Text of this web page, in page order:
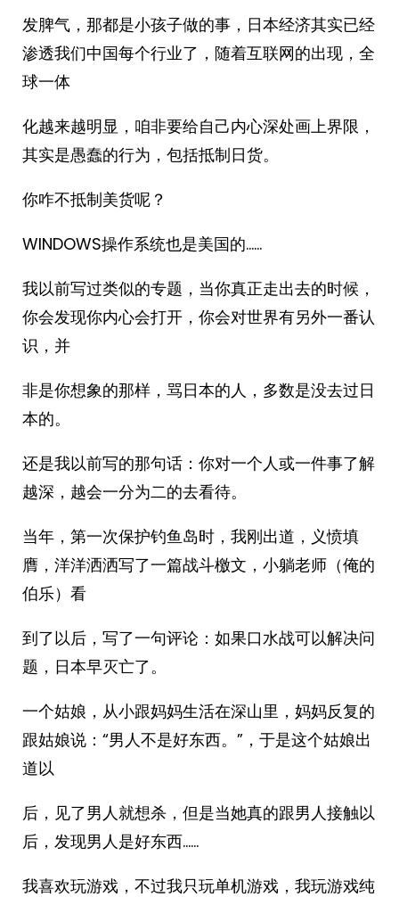
发脾气，那都是小孩子做的事，日本经济其实已经
渗透我们中国每个行业了，随着互联网的出现，全
球一体
化越来越明显，咱非要给自己内心深处画上界限，
其实是愚蠢的行为，包括抵制日货。
你咋不抵制美货呢？
WINDOWS操作系统也是美国的……
我以前写过类似的专题，当你真正走出去的时候，
你会发现你内心会打开，你会对世界有另外一番认
识，并
非是你想象的那样，骂日本的人，多数是没去过日
本的。
还是我以前写的那句话：你对一个人或一件事了解
越深，越会一分为二的去看待。
当年，第一次保护钓鱼岛时，我刚出道，义愤填
膺，洋洋洒洒写了一篇战斗檄文，小躺老师（俺的
伯乐）看
到了以后，写了一句评论：如果口水战可以解决问
题，日本早灭亡了。
一个姑娘，从小跟妈妈生活在深山里，妈妈反复的
跟姑娘说：“男人不是好东西。”，于是这个姑娘出
道以
后，见了男人就想杀，但是当她真的跟男人接触以
后，发现男人是好东西……
我喜欢玩游戏，不过我只玩单机游戏，我玩游戏纯